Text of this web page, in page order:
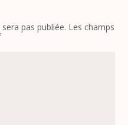
pas publiée. Les champs